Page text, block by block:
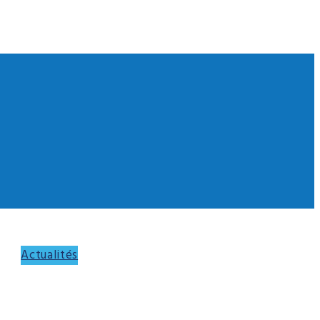
Actualités